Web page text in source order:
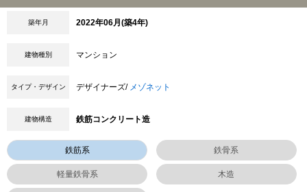
築年月 2022年06月(築4年)
建物種別 マンション
タイプ・デザイン デザイナーズ/ メゾネット
建物構造 鉄筋コンクリート造
鉄筋系 鉄骨系
軽量鉄骨系 木造